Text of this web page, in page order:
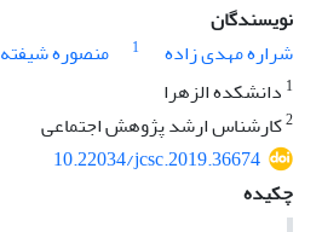
نویسندگان
شراره مهدی زاده
1 منصوره شیفته
1 دانشکده الزهرا
2کارشناس ارشد پژوهش اجتماعی
10.22034/jcsc.2019.36674
چکیده